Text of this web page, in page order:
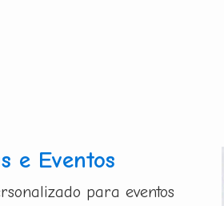
e Eventos
para eventos